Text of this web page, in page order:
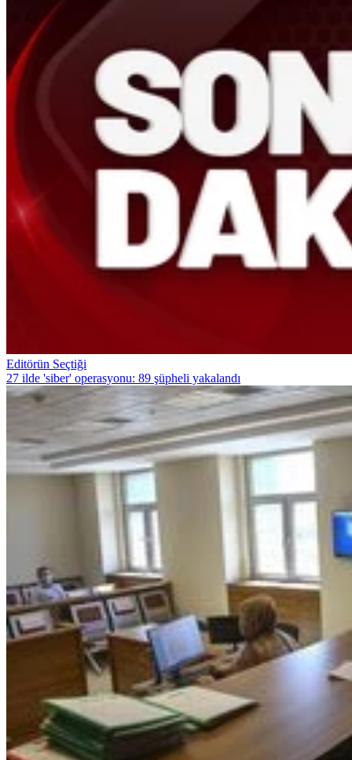
Editörün Seçtiği
27 ilde 'siber' operasyonu: 89 şüpheli yakalandı